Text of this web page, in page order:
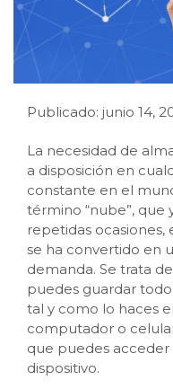
Publicado: junio 14,
La necesidad de
a disposición en
constante en el
término “nube”, que
repetidas
se ha convertido en
demanda. Se trata
puedes guardar
tal y como lo haces
computador o
que puedes
dispositivo.